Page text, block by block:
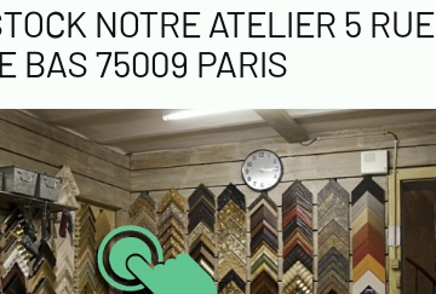
NOTRE ATELIER 5 RUE
BAS 75009 PARIS